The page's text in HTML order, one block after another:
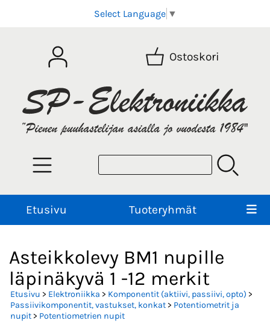
Select Language ▼
Ostoskori
Etusivu Tuoteryhmät
Asteikkolevy BM1 nupille
läpinäkyvä 1 -12 merkit
Etusivu > Elektroniikka > Komponentit (aktiivi, passiivi, opto) >
Passiivikomponentit, vastukset, konkat> Potentiometrit ja
nupit> Potentiometrien nupit